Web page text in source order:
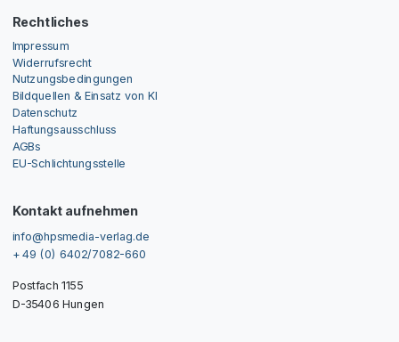
Rechtliches
Impressum
Widerrufsrecht
Nutzungsbedingungen
Bildquellen & Einsatz von KI
Datenschutz
Haftungsausschluss
AGBs
EU-Schlichtungsstelle
Kontakt aufnehmen
info@hpsmedia-verlag.de
+ 49 (0) 6402/7082-660
Postfach 1155
D-35406 Hungen